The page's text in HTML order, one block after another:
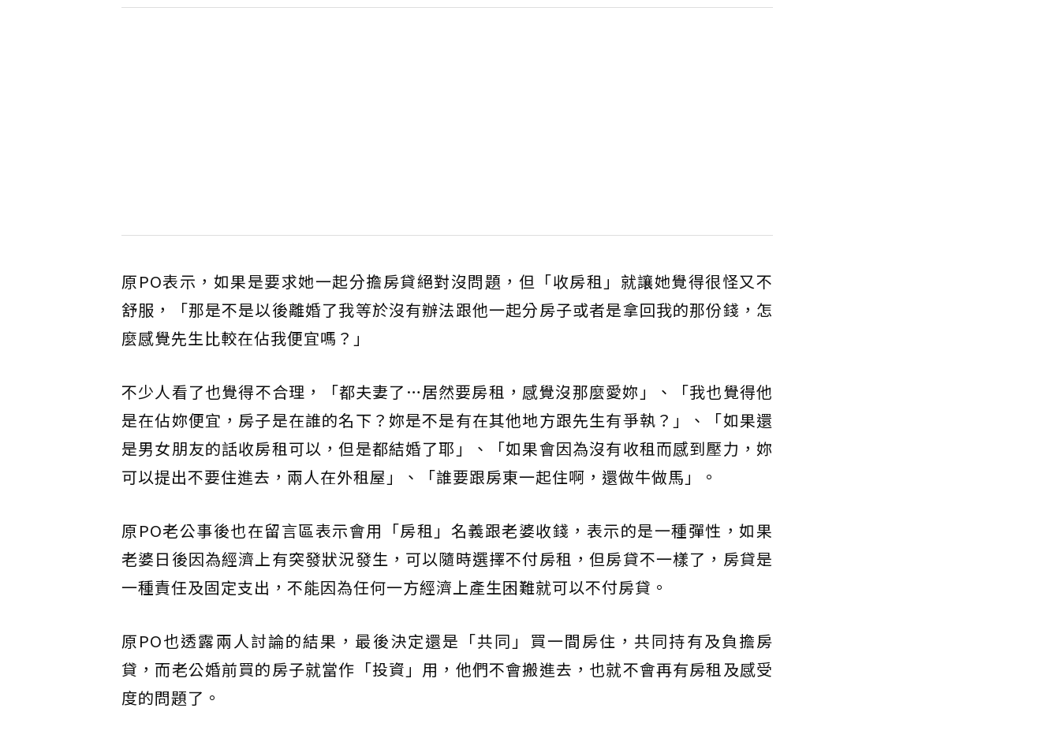
原PO表示，如果是要求她一起分擔房貸絕對沒問題，但「收房租」就讓她覺得很怪又不
舒服，「那是不是以後離婚了我等於沒有辦法跟他一起分房子或者是拿回我的那份錢，怎
麼感覺先生比較在佔我便宜嗎？」
不少人看了也覺得不合理，「都夫妻了…居然要房租，感覺沒那麼愛妳」、「我也覺得他
是在佔妳便宜，房子是在誰的名下？妳是不是有在其他地方跟先生有爭執？」、「如果還
是男女朋友的話收房租可以，但是都結婚了耶」、「如果會因為沒有收租而感到壓力，妳
可以提出不要住進去，兩人在外租屋」、「誰要跟房東一起住啊，還做牛做馬」。
原PO老公事後也在留言區表示會用「房租」名義跟老婆收錢，表示的是一種彈性，如果
老婆日後因為經濟上有突發狀況發生，可以隨時選擇不付房租，但房貸不一樣了，房貸是
一種責任及固定支出，不能因為任何一方經濟上產生困難就可以不付房貸。
原PO也透露兩人討論的結果，最後決定還是「共同」買一間房住，共同持有及負擔房
貸，而老公婚前買的房子就當作「投資」用，他們不會搬進去，也就不會再有房租及感受
度的問題了。